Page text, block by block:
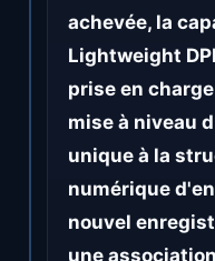
achevée, la
Lightweight
prise en
mise à niveau
unique à la
numérique
nouvel
une